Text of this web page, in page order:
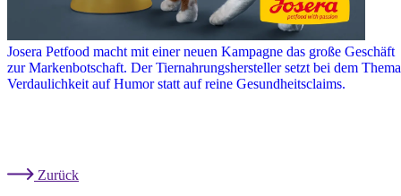
Josera Petfood macht mit einer neuen Kampagne das große Geschäft
zur Markenbotschaft. Der Tiernahrungshersteller setzt bei dem Thema
Verdaulichkeit auf Humor statt auf reine Gesundheitsclaims.
Zurück